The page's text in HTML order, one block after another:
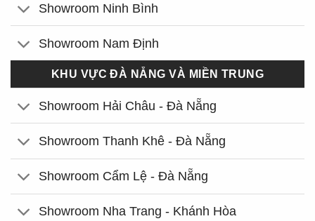
Showroom Ninh Bình
Showroom Nam Định
KHU VỰC ĐÀ NẴNG VÀ MIỀN TRUNG
Showroom Hải Châu - Đà Nẵng
Showroom Thanh Khê - Đà Nẵng
Showroom Cẩm Lệ - Đà Nẵng
Showroom Nha Trang - Khánh Hòa